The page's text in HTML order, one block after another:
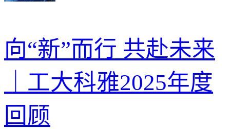
向“新”而行 共赴未来
｜工大科雅2025年度
回顾